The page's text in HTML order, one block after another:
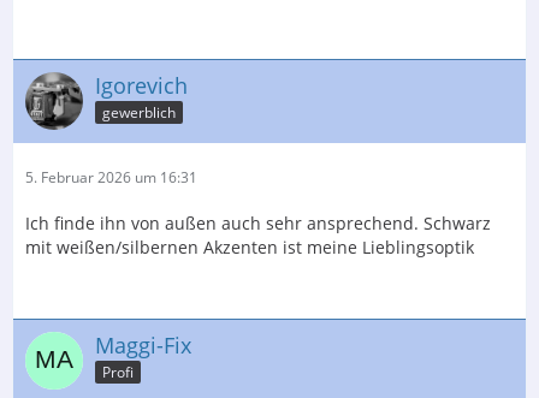
Igorevich
gewerblich
5. Februar 2026 um 16:31
Ich finde ihn von außen auch sehr ansprechend. Schwarz
mit weißen/silbernen Akzenten ist meine Lieblingsoptik
Maggi-Fix
Profi